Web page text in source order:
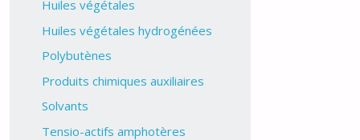
Huiles végétales
Huiles végétales hydrogénées
Polybutènes
Produits chimiques auxiliaires
Solvants
Tensio-actifs amphotères